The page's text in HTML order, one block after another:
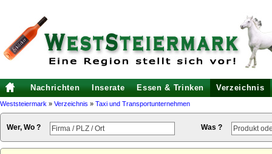
Nachrichten Inserate Essen & Trinken Verzeichnis
Weststeiermark » Verzeichnis » Taxi und Transportunternehmen
Wer, Wo ? Was ?